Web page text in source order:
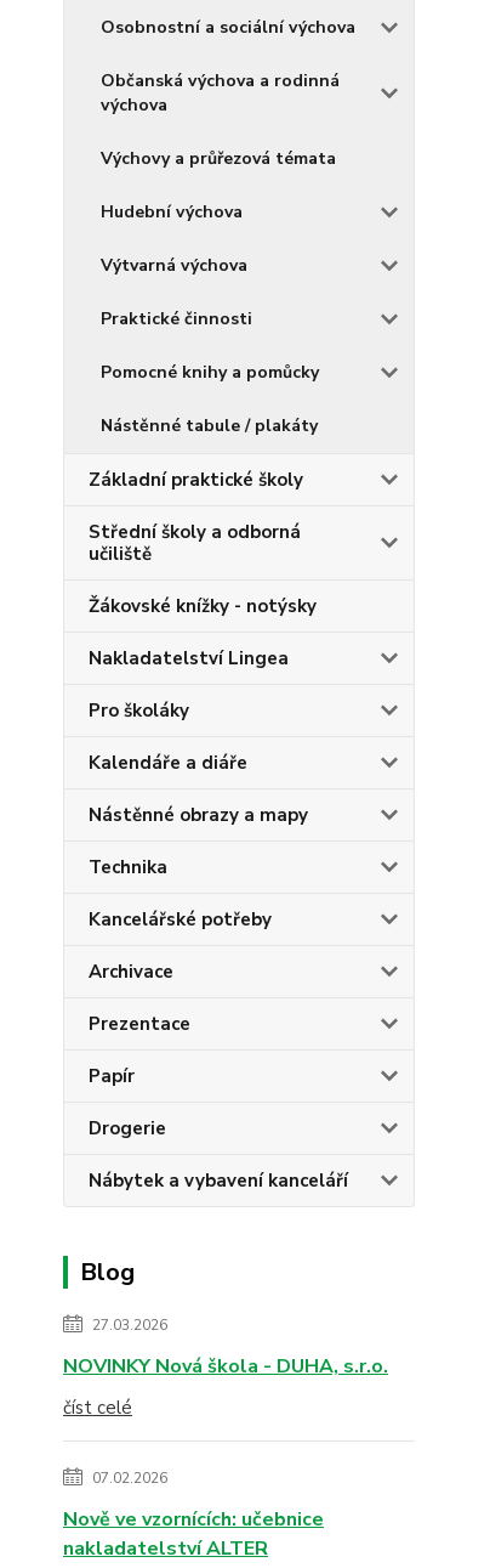
Osobnostní a sociální výchova
Občanská výchova a rodinná
výchova
Výchovy a průřezová témata
Hudební výchova
Výtvarná výchova
Praktické činnosti
Pomocné knihy a pomůcky
Nástěnné tabule / plakáty
Základní praktické školy
Střední školy a odborná
učiliště
Žákovské knížky - notýsky
Nakladatelství Lingea
Pro školáky
Kalendáře a diáře
Nástěnné obrazy a mapy
Technika
Kancelářské potřeby
Archivace
Prezentace
Papír
Drogerie
Nábytek a vybavení kanceláří
Blog
27.03.2026
NOVINKY Nová škola - DUHA, s.r.o.
číst celé
07.02.2026
Nově ve vzornících: učebnice
nakladatelství ALTER